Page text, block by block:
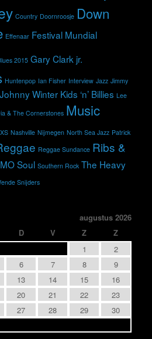
Country Doornroosje Down
Effenaar Festival Mundial
2015 Gary Clark jr.
Huntenpop Ian Fisher Interview Jazz Jimmy
Johnny Winter Kids ‘n’ Billies Lee
& The Cornerstones Music
Nashville Nijmegen North Sea Jazz Patrick
Reggae Sundance Ribs &
Soul Southern Rock The Heavy
Snijders
augustus 2026
D V Z
Z
1
2
6 7 8
9
13 14 15
16
20 21 22
23
27 28 29
30